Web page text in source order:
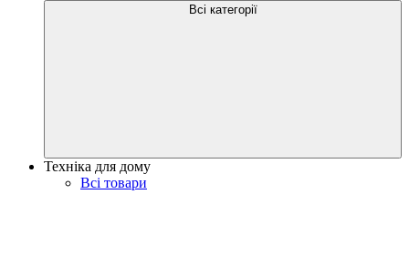
Всі категорії
Техніка для дому
Всі товари